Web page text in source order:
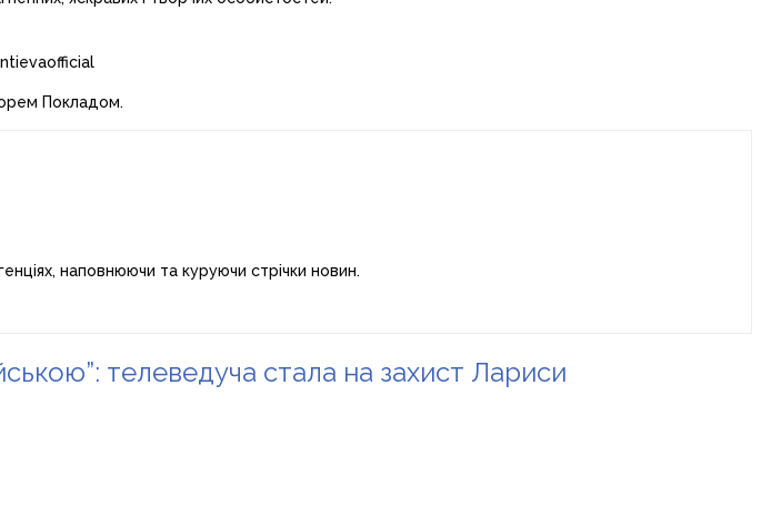
Покладом.
наповнюючи та куруючи стрічки новин.
телеведуча стала на захист Лариси